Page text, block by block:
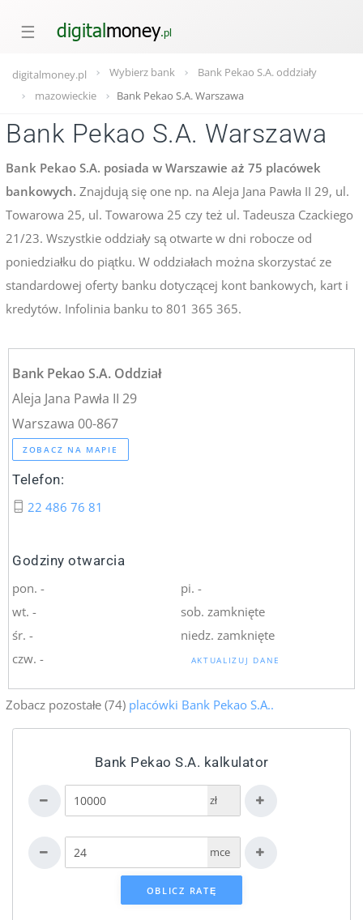
☰
digitalmoney.pl Wybierz bank
Bank Pekao S.A. oddziały
mazowieckie
Bank Pekao S.A. Warszawa
Bank Pekao S.A. Warszawa
Bank Pekao S.A. posiada w Warszawie aż 75 placówek
bankowych. Znajdują się one np. na Aleja Jana Pawła II 29, ul.
Towarowa 25, ul. Towarowa 25 czy też ul. Tadeusza Czackiego
21/23. Wszystkie oddziały są otwarte w dni robocze od
poniedziałku do piątku. W oddziałach można skorzystać ze
standardowej oferty banku dotyczącej kont bankowych, kart i
kredytów. Infolinia banku to 801 365 365.
Bank Pekao S.A. Oddział
Aleja Jana Pawła II 29
Warszawa 00-867
ZOBACZ NA MAPIE
Telefon:
22 486 76 81
Godziny otwarcia
pon. -
wt. -
śr. -
czw. -
pi. -
sob. zamknięte
niedz. zamknięte
AKTUALIZUJ DANE
Zobacz pozostałe (74) placówki Bank Pekao S.A..
Bank Pekao S.A. kalkulator
zł
mce